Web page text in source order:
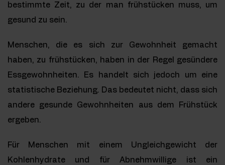
bestimmte Zeit, zu der man frühstücken muss, um
gesund zu sein.
Menschen, die es sich zur Gewohnheit gemacht
haben, zu frühstücken, haben in der Regel gesündere
Essgewohnheiten. Es handelt sich jedoch um eine
statistische Beziehung. Das bedeutet nicht, dass sich
andere gesunde Gewohnheiten aus dem Frühstück
ergeben.
Für Menschen mit einem Ungleichgewicht der
Kohlenhydrate und für Abnehmwillige ist ein